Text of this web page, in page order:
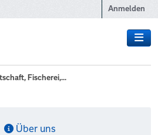
Anmelden
Fischerei,...
Über uns